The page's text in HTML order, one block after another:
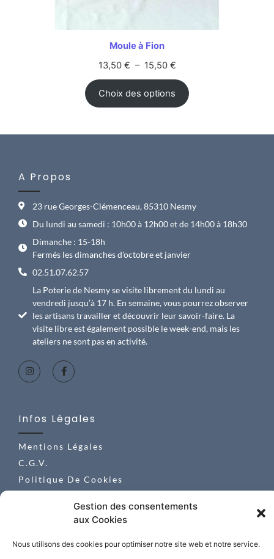
Gestion des consentements
aux Cookies
Nous utilisons des cookies pour optimiser notre site web et notre service.
Moule à Fion
13,50 € – 15,50 €
Choix des options
A Propos
23 rue Georges-Clémenceau, 85310 Nesmy
Du lundi au samedi : 10h00 à 12h00 et de 14h00 à 18h30
Dimanche : 15-18h
Fermés les dimanches d'octobre et janvier
02.51.07.62.57
La Poterie de Nesmy se visite librement du lundi au
vendredi jusqu’à 17 h. En semaine, vous pourrez observer
les artisans travailler et découvrir leur savoir-faire. La
visite libre est également possible le week-end, mais les
ateliers ne sont pas en activité.
Infos Légales
Mentions Légales
C.G.V.
Politique De Cookies
Confidentialité